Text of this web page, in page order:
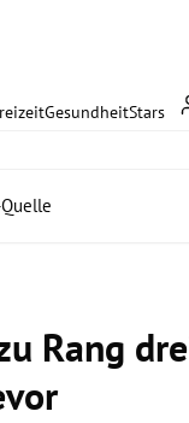
GesundheitStars
Rang